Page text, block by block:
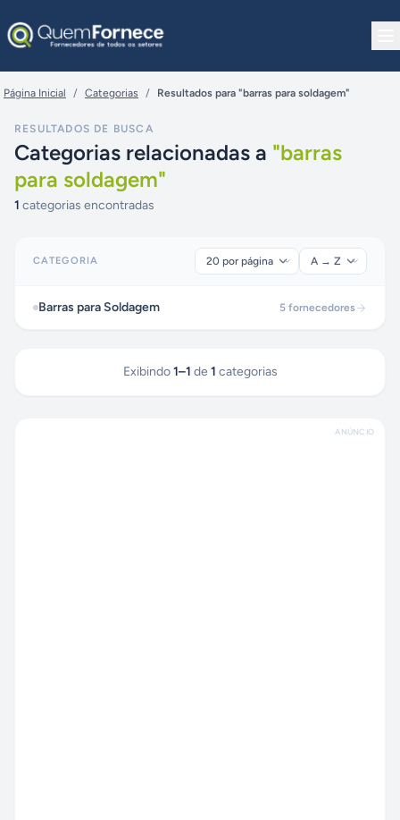
Página Inicial / Categorias / Resultados para "barras para soldagem"
RESULTADOS DE BUSCA
Categorias relacionadas a "barras
para soldagem"
1 categorias encontradas
CATEGORIA
Barras para Soldagem 5 fornecedores
Exibindo 1–1 de 1 categorias
ANÚNCIO